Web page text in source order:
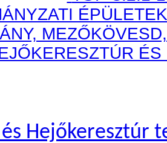
Hejőkeresztúr